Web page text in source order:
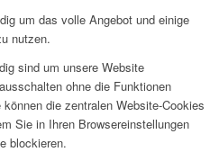
um das volle Angebot und einige
nutzen.
sind um unsere Website
ohne die Funktionen
die zentralen Website-Cookies
Sie in Ihren Browsereinstellungen
blockieren.